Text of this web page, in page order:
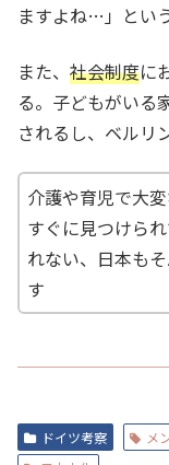
ますよね…」とい
また、 社会制度に
る。子どもがいる
されるし、ベルリ
介護や育児で大
すぐに見つけら
れない、日本も
す
ドイツ考察 メ